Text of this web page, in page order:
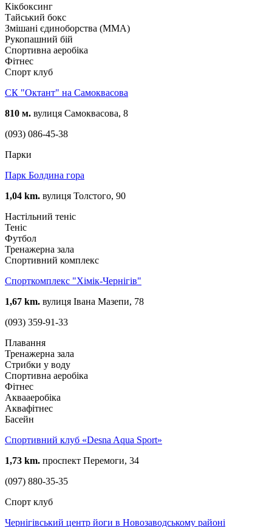
Кікбоксинг
Тайський бокс
Змішані єдиноборства (ММА)
Рукопашний бій
Спортивна аеробіка
Фітнес
Спорт клуб
СК "Октант" на Самоквасова
810 м. вулиця Самоквасова, 8
(093) 086-45-38
Парки
Парк Болдина гора
1,04 km. вулиця Толстого, 90
Настільний теніс
Теніс
Футбол
Тренажерна зала
Спортивний комплекс
Спорткомплекс "Хімік-Чернігів"
1,67 km. вулиця Івана Мазепи, 78
(093) 359-91-33
Плавання
Тренажерна зала
Стрибки у воду
Спортивна аеробіка
Фітнес
Аквааеробіка
Аквафітнес
Басейн
Спортивний клуб «Desna Aqua Sport»
1,73 km. проспект Перемоги, 34
(097) 880-35-35
Спорт клуб
Чернігівський центр йоги в Новозаводському районі